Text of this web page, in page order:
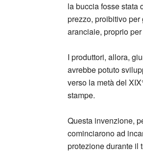
la buccia fosse stata
prezzo, proibitivo
aranciaie, proprio
I produttori, allora,
avrebbe potuto
verso la metà del
stampe.
Questa invenzione,
cominciarono ad
protezione durante il